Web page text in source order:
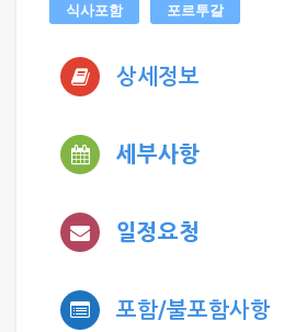
식사포함 포르투갈
상세정보
세부사항
일정요청
포함/불포함사항